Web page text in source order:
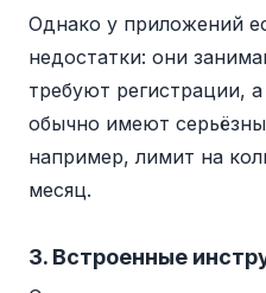
Однако у приложений
недостатки: они
требуют регистрации,
обычно имеют
например, лимит на
месяц.
3. Встроенные